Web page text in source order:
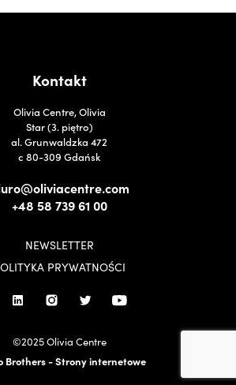
Kontakt
Olivia Centre, Olivia
Star (3. piętro)
al. Grunwaldzka 472
c 80-309 Gdańsk
+48 58 739 61 00
NEWSLETTER
PRYWATNOŚCI
©2025 Olivia Centre
Brothers - Strony internetowe